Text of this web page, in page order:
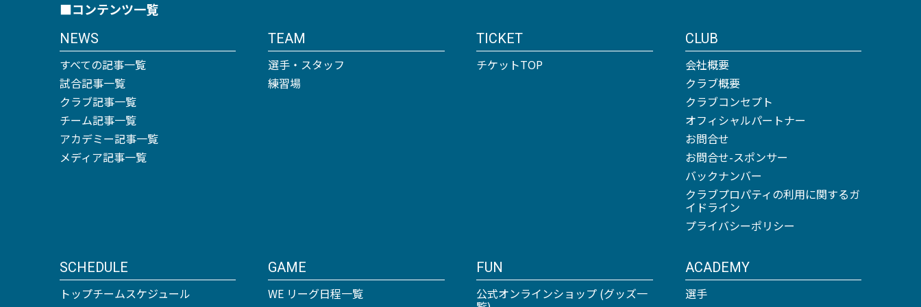
■コンテンツ一覧
NEWS
すべての記事一覧
試合記事一覧
クラブ記事一覧
チーム記事一覧
アカデミー記事一覧
メディア記事一覧
SCHEDULE
トップチームスケジュール
TEAM
選手・スタッフ
練習場
GAME
WE リーグ日程一覧
TICKET
チケットTOP
FUN
公式オンラインショップ (グッズ一
ACADEMY
選手
CLUB
会社概要
クラブ概要
クラブコンセプト
オフィシャルパートナー
お問合せ
お問合せ-スポンサー
バックナンバー
クラブプロパティの利用に関するガ
イドライン
プライバシーポリシー